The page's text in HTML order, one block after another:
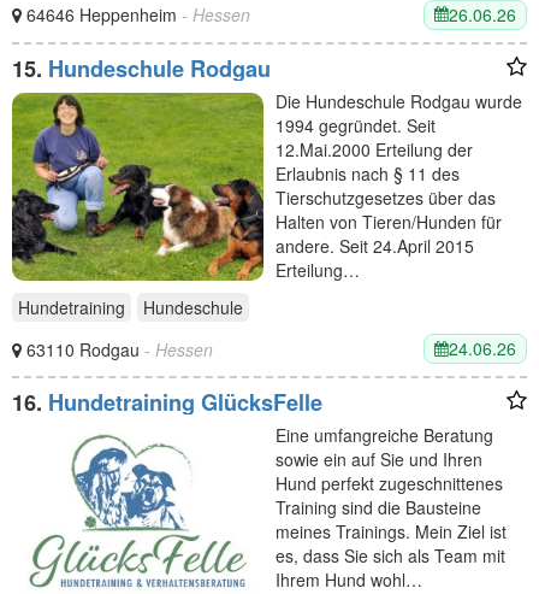
64646 Heppenheim - Hessen 26.06.26
15. Hundeschule Rodgau
Die Hundeschule Rodgau wurde
1994 gegründet. Seit
12.Mai.2000 Erteilung der
Erlaubnis nach § 11 des
Tierschutzgesetzes über das
Halten von Tieren/Hunden für
andere. Seit 24.April 2015
Erteilung…
Hundetraining
Hundeschule
63110 Rodgau - Hessen 24.06.26
16. Hundetraining GlücksFelle
Eine umfangreiche Beratung
sowie ein auf Sie und Ihren
Hund perfekt zugeschnittenes
Training sind die Bausteine
meines Trainings. Mein Ziel ist
es, dass Sie sich als Team mit
Ihrem Hund wohl…